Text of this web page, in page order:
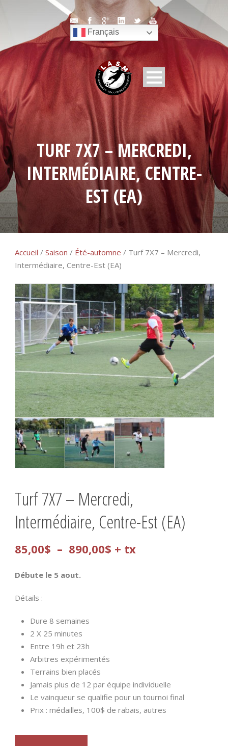
Français
TURF 7X7 – MERCREDI,
INTERMÉDIAIRE, CENTRE-
EST (EA)
Accueil / Saison / Été-automne / Turf 7X7 – Mercredi,
Intermédiaire, Centre-Est (EA)
Turf 7X7 – Mercredi,
Intermédiaire, Centre-Est (EA)
85,00$ – 890,00$ Plage
+ tx
Débute le 5 aout.
Détails :
Dure 8 semaines
2 X 25 minutes
Entre 19h et 23h
Arbitres expérimentés
Terrains bien placés
Jamais plus de 12 par équipe individuelle
Le vainqueur se qualifie pour un tournoi final
Prix : médailles, 100$ de rabais, autres